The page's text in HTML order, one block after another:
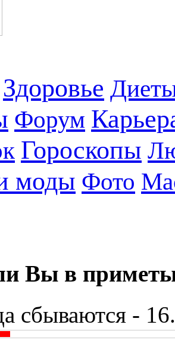
Здоровье
Форум
Гороскопы
моды Фото
Вы в
сбываются -